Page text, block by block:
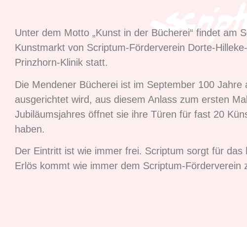
Unter dem Motto „Kunst in der Bücherei“ findet am
Kunstmarkt von Scriptum-Förderverein Dorte-
Prinzhorn-Klinik statt.
Die Mendener Bücherei ist im September 100
ausgerichtet wird, aus diesem Anlass zum ersten
Jubiläumsjahres öffnet sie ihre Türen für fast 20
haben.
Der Eintritt ist wie immer frei. Scriptum sorgt für
Erlös kommt wie immer dem Scriptum-Förderverein